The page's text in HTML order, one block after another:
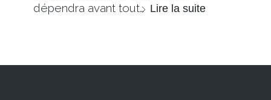
dépendra avant tout… Lire la suite